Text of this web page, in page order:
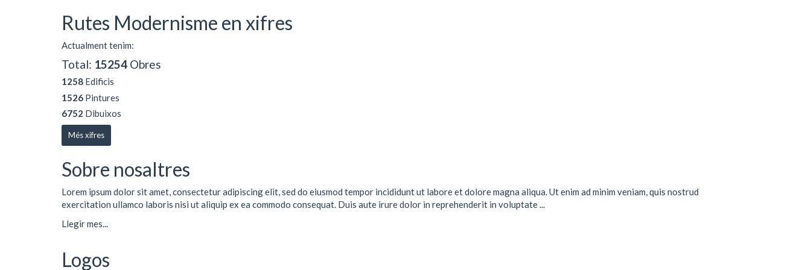
Rutes Modernisme en xifres
Actualment tenim:
Total: 15254 Obres
1258 Edificis
1526 Pintures
6752 Dibuixos
Més xifres
Sobre nosaltres
Lorem ipsum dolor sit amet, consectetur adipiscing elit, sed do eiusmod tempor incididunt ut labore et dolore magna aliqua. Ut enim ad minim veniam, quis nostrud
exercitation ullamco laboris nisi ut aliquip ex ea commodo consequat. Duis aute irure dolor in reprehenderit in voluptate ...
Llegir mes...
Logos